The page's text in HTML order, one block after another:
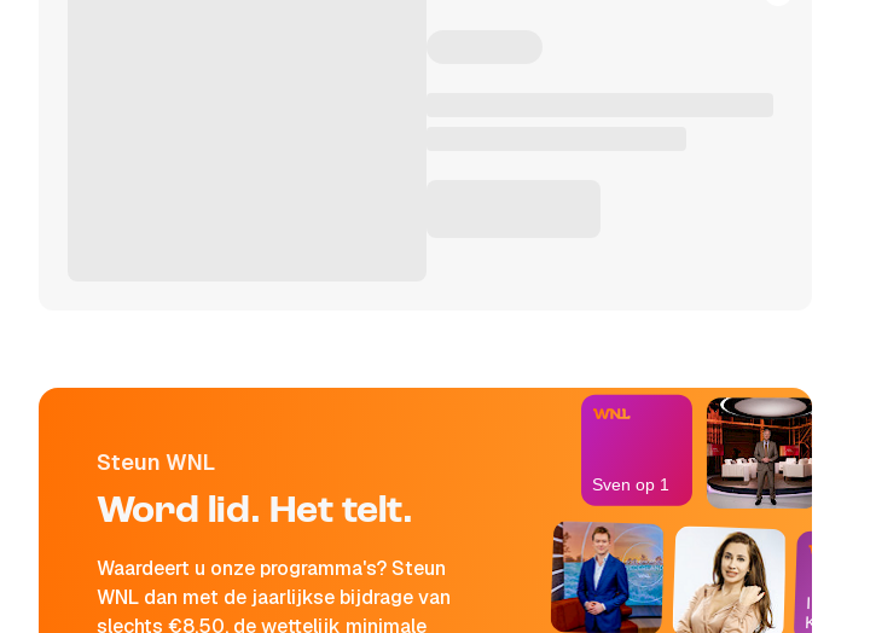
Steun WNL
Word lid. Het telt.
Waardeert u onze programma's? Steun
WNL dan met de jaarlijkse bijdrage van
slechts €8,50, de wettelijk minimale
In de
Kantine
Sven op 1